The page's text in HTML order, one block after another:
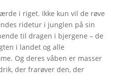
i riget. Ikke kun vil de røve
ridetur i junglen på sin
til dragen i bjergene – de
i landet og alle
Og deres våben er masser
der frarøver den, der